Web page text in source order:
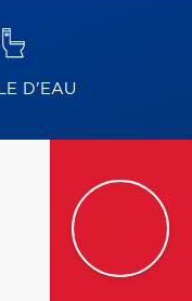
D'EAU